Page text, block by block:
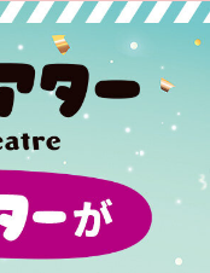
ま
やお客さまの体験
います。このままご
したことになりま
。